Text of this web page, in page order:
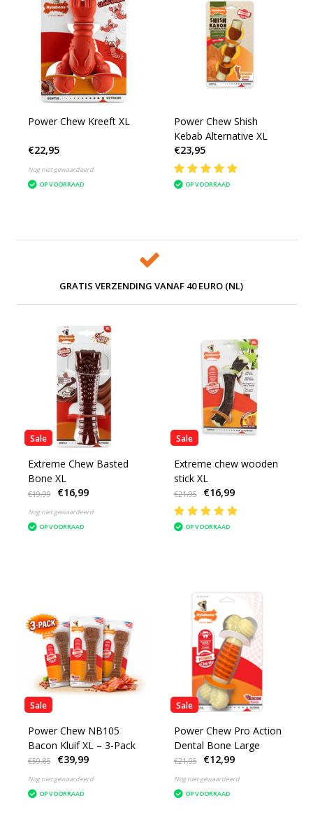
Power Chew Kreeft XL
€22,95
Nog niet gewaardeerd
OP VOORRAAD
Power Chew Shish
Kebab Alternative XL
€23,95
OP VOORRAAD
GRATIS VERZENDING VANAF 40 EURO (NL)
Sale
Extreme Chew Basted
Bone XL
€19,99 €16,99
Nog niet gewaardeerd
OP VOORRAAD
Sale
Extreme chew wooden
stick XL
€21,95 €16,99
OP VOORRAAD
Sale
Power Chew NB105
Bacon Kluif XL – 3-Pack
€59,85 €39,99
Nog niet gewaardeerd
OP VOORRAAD
Sale
Power Chew Pro Action
Dental Bone Large
€21,95 €12,99
Nog niet gewaardeerd
OP VOORRAAD